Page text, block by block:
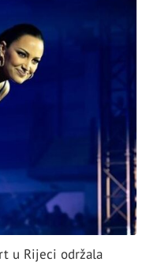
u Rijeci održala